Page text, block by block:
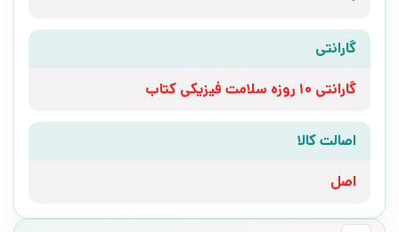
گارانتی
گارانتی 10 روزه سلامت فیزیکی کتاب
اصالت کالا
اصل